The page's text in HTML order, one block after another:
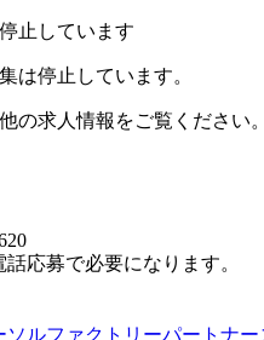
止しています
は停止しています。
の求人情報をご覧ください。
応募で必要になります。
ソルファクトリーパートナー